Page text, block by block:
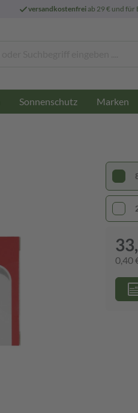
versandkostenfreiab 29 € und für
Sonnenschutz Marken
0,40